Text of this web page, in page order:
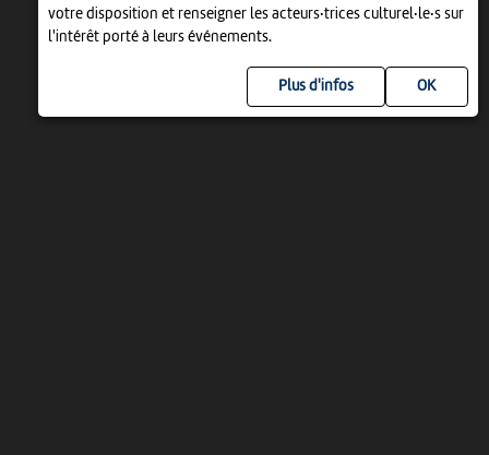
votre disposition et renseigner les acteurs·trices culturel·le·s sur
l'intérêt porté à leurs événements.
Plus d'infos